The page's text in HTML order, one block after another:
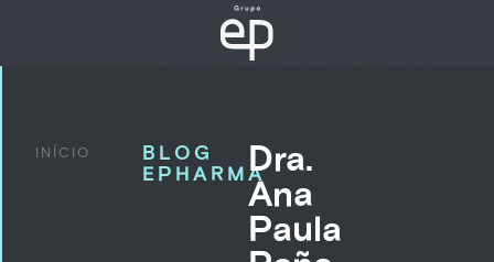
INÍCIO
BLOG
EPHARMADra.
Ana
Paula